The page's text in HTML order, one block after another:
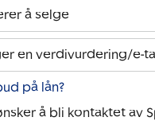
å selge
en verdivurdering/e-
på lån?
å bli kontaktet av